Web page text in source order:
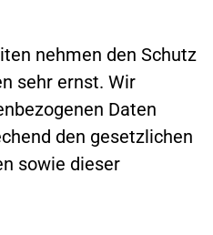
nehmen den Schutz
sehr ernst. Wir
Daten
den gesetzlichen
sowie dieser